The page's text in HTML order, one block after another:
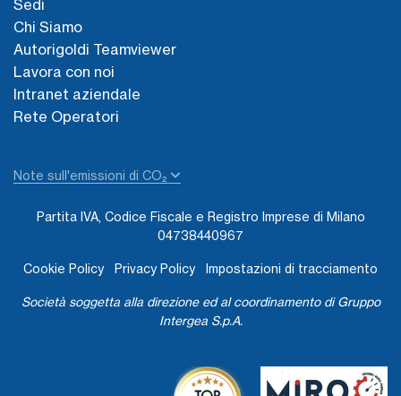
Sedi
Chi Siamo
Autorigoldi Teamviewer
Lavora con noi
Intranet aziendale
Rete Operatori
Note sull'emissioni di CO₂
Partita IVA, Codice Fiscale e Registro Imprese di Milano
04738440967
Cookie Policy Privacy Policy Impostazioni di tracciamento
Società soggetta alla direzione ed al coordinamento di Gruppo
Intergea S.p.A.